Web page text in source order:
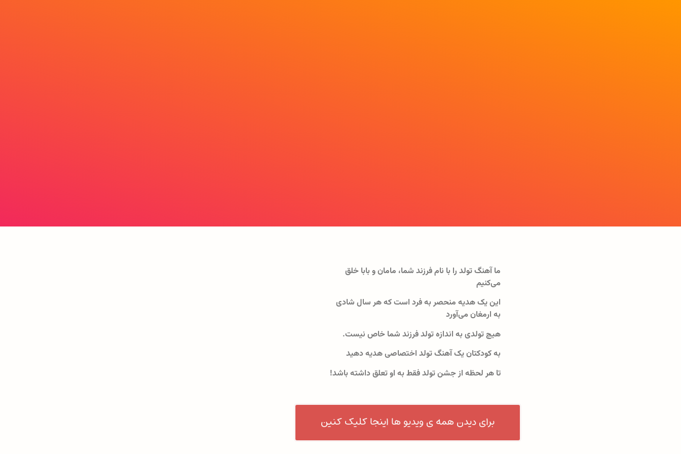
ما آهنگ تولد را با نام فرزند شما، مامان و بابا خلق
می‌کنیم
این یک هدیه منحصر به فرد است که هر سال شادی
به ارمغان می‌آورد
هیچ تولدی به اندازه تولد فرزند شما خاص نیست.
به کودکتان یک آهنگ تولد اختصاصی هدیه دهید
تا هر لحظه از جشن تولد فقط به او تعلق داشته باشد!
برای دیدن همه ی ویدیو ها اینجا کلیک کنین